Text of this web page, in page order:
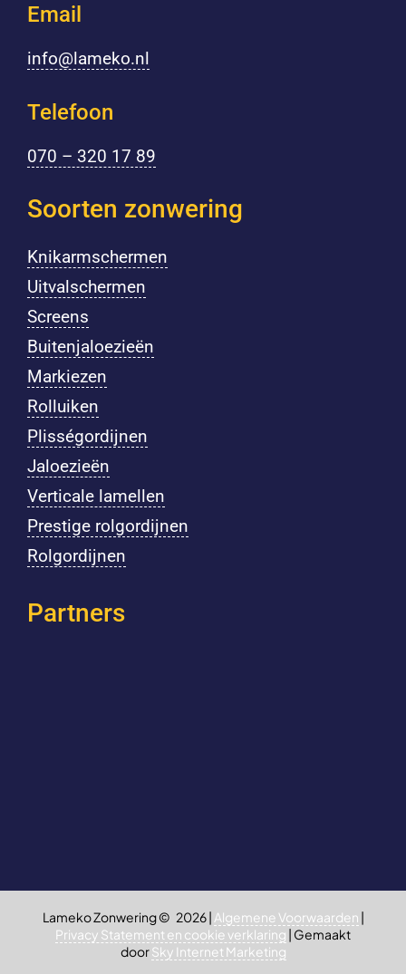
Email
info@lameko.nl
Telefoon
070 – 320 17 89
Soorten zonwering
Knikarmschermen
Uitvalschermen
Screens
Buitenjaloezieën
Markiezen
Rolluiken
Plisségordijnen
Jaloezieën
Verticale lamellen
Prestige rolgordijnen
Rolgordijnen
Partners
Lameko Zonwering © 2026 | Algemene Voorwaarden |
Privacy Statement en cookie verklaring | Gemaakt
doorSky Internet Marketing